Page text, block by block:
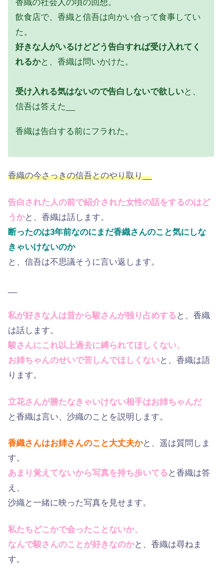
香織の社会人の頃の回想。
飲食店で、香織と信吾は向かい合って食事してい
た。
好きな人がいるけどどう告白すれば受け入れてく
れるかと、香織は問いかけた。
受け入れる気はないので告白しないで欲しいと、
信吾は答えた__
香織は告白する前にフラれた。
香織の今さっきの信吾とのやり取り__
告白された人の前で紹介された女性の話をするのはど
うかと、香織は話します。
断ったのは3年前なのにまだ香織さんのこと気にしな
きゃいけないのか
と、信吾は不思議そうに言い返します。
私が好きな人は昔から駿さんが独り占めする と、香織
は話します。
駿さんにこれ以上過去に縛られてほしくない、
お姉ちゃんのせいで苦しんでほしくないと、香織は語
ります。
立花さんが勝たなきゃいけない相手はお姉ちゃんだ
と香織は言い、沙織のことを説明します。
香織さんはお姉さんのこと大丈夫かと、遥は質問しま
す。
あまり覚えてないから写真を持ち歩いてる と香織は答
え、
沙織と一緒に映った写真を見せます。
私たちどこかで会ったことないか、
なんで駿さんのことが好きなのかと、香織は尋ねま
す。